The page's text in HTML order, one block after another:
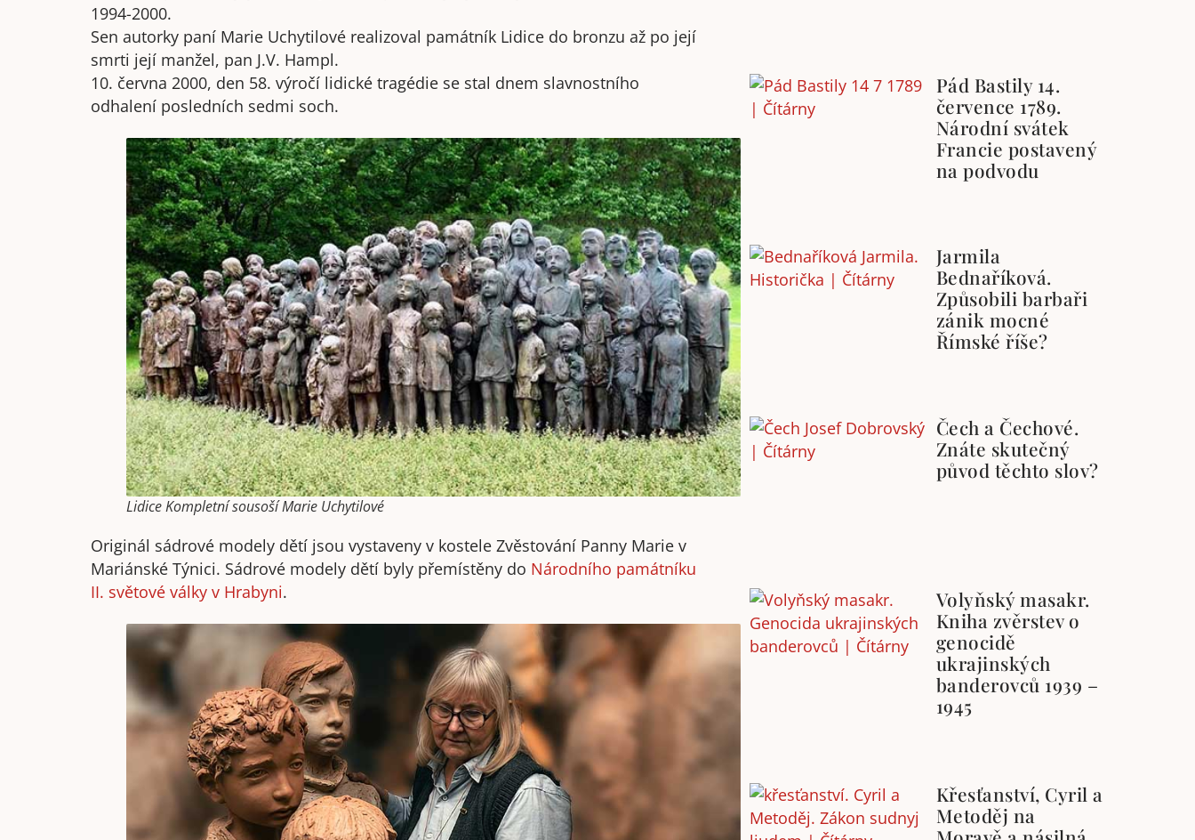
1994-2000.
Sen autorky paní Marie Uchytilové realizoval památník Lidice do bronzu až po její
smrti její manžel, pan J.V. Hampl.
10. června 2000, den 58. výročí lidické tragédie se stal dnem slavnostního
odhalení posledních sedmi soch.
Lidice Kompletní sousoší Marie Uchytilové
Originál sádrové modely dětí jsou vystaveny v kostele Zvěstování Panny Marie v
Mariánské Týnici. Sádrové modely dětí byly přemístěny do Národního památníku
II. světové války v Hrabyni.
Pád Bastily 14.
července 1789.
Národní svátek
Francie postavený
na podvodu
Jarmila
Bednaříková.
Způsobili barbaři
zánik mocné
Římské říše?
Čech a Čechové.
Znáte skutečný
původ těchto slov?
Volyňský masakr.
Kniha zvěrstev o
genocidě
ukrajinských
banderovců 1939 –
1945
Křesťanství, Cyril a
Metoděj na